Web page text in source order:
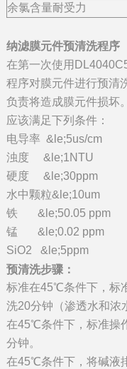
余氯含量耐受力
纳滤膜元件预清洗程序
在第一次使用
程序对膜元件进行预清
负责将造成膜元件损坏
应该满足下列条件：
电导率 &le;5us/cm
浊度 &le;1NTU
硬度 &le;30ppm
水中颗粒&le;10um
铁 &le;50.05 ppm
锰 &le;0.02 ppm
SiO2 &le;5ppm
预清洗步骤：
标准在45℃条件下，标
洗20分钟（渗透水和浓
在45℃条件下，标准操
分钟。
在45℃条件下，将碱液